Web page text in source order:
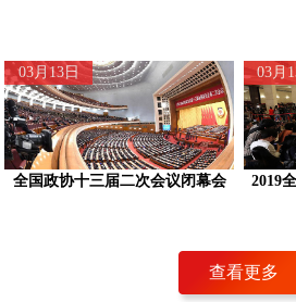
03月13日
全国政协十三届二次会议闭幕会
03月
2019
查看更多